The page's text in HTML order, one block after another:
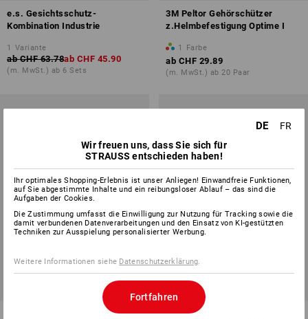
e.s. Gesichtsschutz-
Kombination Industrie
1 Variante
ab CHF 63.78ab CHF 45.90
(m. MwSt.) ab 6 Sets
3M Peltor Gehörschützer
z.Helmbefestigung Optime I
1 Farbe
ab CHF 29.89
(m. MwSt.) ab 20 Paar
e.s. Kapsel-Gehörschützer 3H
3M Peltor Kapsel-
DE
FR
Wir freuen uns, dass Sie sich für
STRAUSS entschieden haben!
Ihr optimales Shopping-Erlebnis ist unser Anliegen! Einwandfreie Funktionen,
auf Sie abgestimmte Inhalte und ein reibungsloser Ablauf – das sind die
Aufgaben der Cookies.
Die Zustimmung umfasst die Einwilligung zur Nutzung für Tracking sowie die
damit verbundenen Datenverarbeitungen und den Einsatz von KI-gestützten
Techniken zur Ausspielung personalisierter Werbung.
Weitere Informationen siehe Datenschutzerklärung
Fortfahren